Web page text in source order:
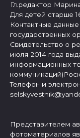
Гл.редактор
Для детей старше
Контактные
государственных
Свидетельство о
июля 2014 года
информационных
Телефон и
Представителем
фотоматериалов